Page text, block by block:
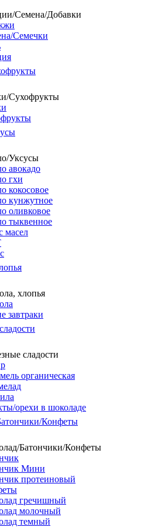
Семена/Добавки
Семечки
Сухофрукты
Уксусы
авокадо
гхи
кокосовое
кунжутное
оливковое
тыквенное
масел
хлопья
завтраки
сладости
органическая
орехи в шоколаде
Конфеты
Батончики/Конфеты
Мини
протеиновый
гречишный
молочный
темный